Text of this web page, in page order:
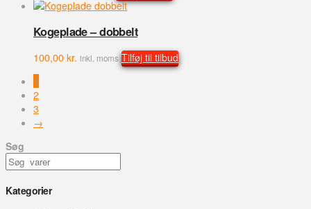
Kogeplade – dobbelt
100,00 kr. inkl. moms Tilføj til tilbud
1
2
3
→
Søg
Kategorier